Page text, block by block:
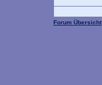
Forum Übersicht